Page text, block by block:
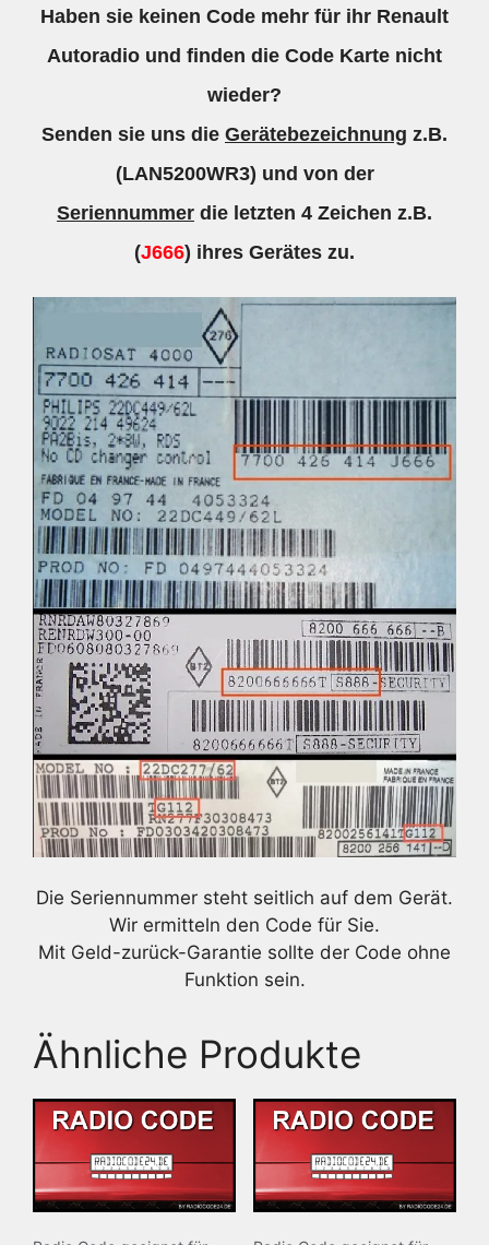
Haben sie keinen Code mehr für ihr Renault
Autoradio und finden die Code Karte nicht
wieder?
Senden sie uns die Gerätebezeichnung z.B.
(LAN5200WR3) und von der
Seriennummer die letzten 4 Zeichen z.B.
(J666) ihres Gerätes zu.
Die Seriennummer steht seitlich auf dem Gerät.
Wir ermitteln den Code für Sie.
Mit Geld-zurück-Garantie sollte der Code ohne
Funktion sein.
Ähnliche Produkte